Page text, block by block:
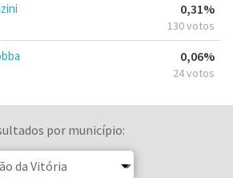
0,31%
130 votos
0,06%
24 votos
por município: